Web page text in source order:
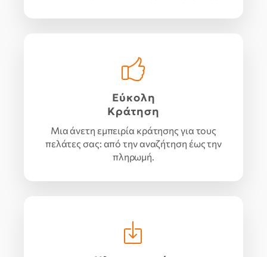
Εύκολη
Κράτηση
Μια άνετη εμπειρία κράτησης για τους
πελάτες σας: από την αναζήτηση έως την
πληρωμή.